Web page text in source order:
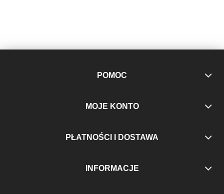
POMOC
MOJE KONTO
PŁATNOŚCI I DOSTAWA
INFORMACJE